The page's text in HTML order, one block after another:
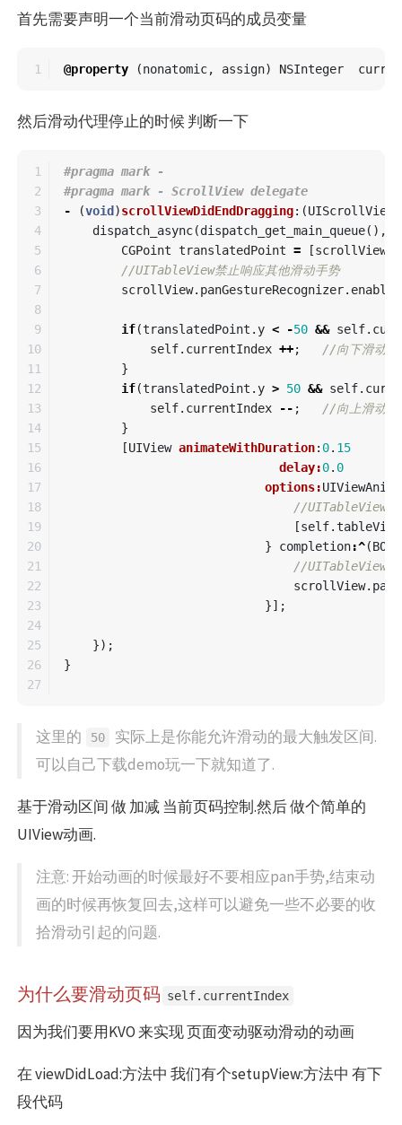
首先需要声明一个当前滑动页码的成员变量
@property (nonatomic, assign) NSInteger
然后滑动代理停止的时候 判断一下
1
2
3
4
5
6
7
8
9
10
11
12
13
14
15
16
17
18
19
20
21
22
23
24
25
26
#pragma mark -
-
(void )scrollViewDidEndDragging:(UIScrollView
dispatch_async(dispatch_get_main_queue(),
CGPoint translatedPoint = [scrollView
//UITableView禁止响应其他滑动手势
scrollView. panGestureRecognizer. enabled
if(translatedPoint .y < -50 && self.
self. currentIndex ++;
//向下滑动索
}
if(translatedPoint .y > 50 && self.
self. currentIndex -- ;
//向上滑动索
}
[UIView animateWithDuration: 0. 15
delay:0. 0
options:
//UITableView
[self.tableView
}
completion:^(BOOL
//UITableView可
scrollView.
}];
});
}
这里的 50
实际上是你能允许滑动的最大触发区间.
可以自己下载demo玩一下就知道了.
基于滑动区间 做 加减 当前页码控制.然后 做个简单的
UIView动画.
注意: 开始动画的时候最好不要相应pan手势,结束动
画的时候再恢复回去,这样可以避免一些不必要的收
拾滑动引起的问题.
为什么要滑动页码 self.currentIndex
因为我们要用KVO 来实现 页面变动驱动滑动的动画
在 viewDidLoad:方法中 我们有个setupView:方法中 有下
段代码